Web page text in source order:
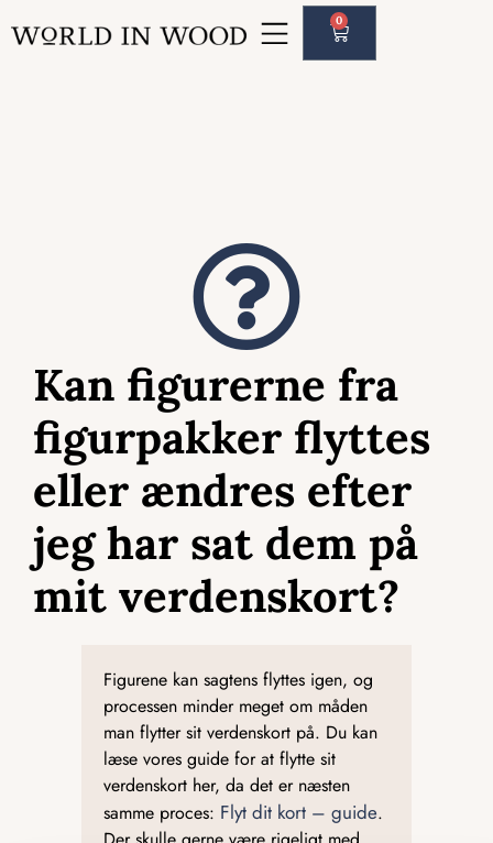
0
Kan figurerne fra
figurpakker flyttes
eller ændres efter
jeg har sat dem på
mit verdenskort?
Figurene kan sagtens flyttes igen, og
processen minder meget om måden
man flytter sit verdenskort på. Du kan
læse vores guide for at flytte sit
verdenskort her, da det er næsten
samme proces: Flyt dit kort – guide.